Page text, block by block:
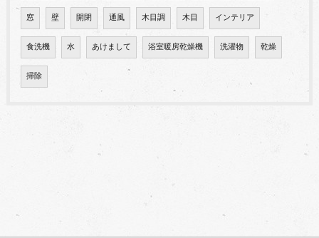
窓 壁 開閉 通風 木目調 木目 インテリア
食洗機 水 あけまして 浴室暖房乾燥機 洗濯物 乾燥
掃除